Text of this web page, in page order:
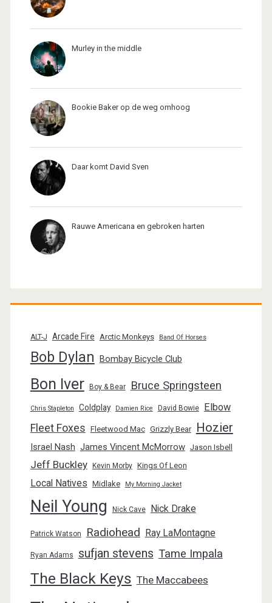
Murley in the middle
Bookie Baker op de weg omhoog
Daar komt David Sven
Rauwe Americana en gebroken harten
ALT-J Arcade Fire Arctic Monkeys Band Of Horses
Bob Dylan Bombay Bicycle Club
Bon Iver Boy & Bear Bruce Springsteen
Chris Stapleton Coldplay Damien Rice David Bowie Elbow
Fleet Foxes Fleetwood Mac Grizzly Bear Hozier
Israel Nash James Vincent McMorrow Jason Isbell
Jeff Buckley Kevin Morby Kings Of Leon
Local Natives Midlake My Morning Jacket
Neil Young Nick Cave Nick Drake
Patrick Watson Radiohead Ray LaMontagne
Ryan Adams sufjan stevens Tame Impala
The Black Keys The Maccabees